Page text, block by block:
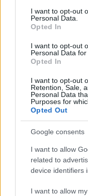
I want to opt-out
Personal Data.
Opted In
I want to opt-out
Personal Data for
Opted In
I want to opt-out
Retention, Sale,
Personal Data
Purposes for
Opted Out
Google consents
I want to allow
related to
device identifiers
I want to allow
anche da un
una buona ed
curioso di sapere
Congresso: anche
#FAMIGLIA
Pagina
Precedente